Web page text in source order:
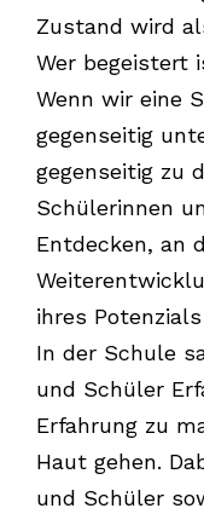
Zustand wird
Wer begeistert
Wenn wir eine
gegenseitig
gegenseitig zu
Schülerinnen
Entdecken, an
ihres
In der Schule
und Schüler
Erfahrung zu
Haut gehen.
und Schüler